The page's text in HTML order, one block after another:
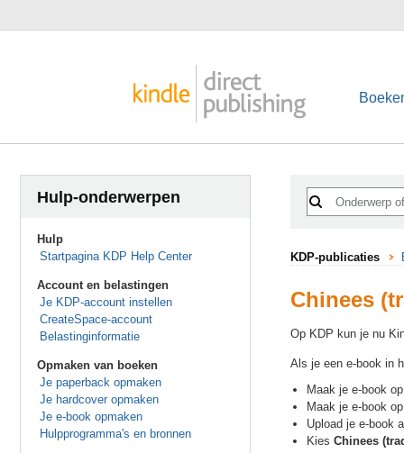
Hulp-onderwerpen
Hulp
Startpagina KDP Help Center
Account en belastingen
Je KDP-account instellen
CreateSpace-account
Belastinginformatie
Opmaken van boeken
Je paperback opmaken
Je hardcover opmaken
Je e-book opmaken
Hulpprogramma's en bronnen
KDP-publicaties
Chinees
Op KDP kun je nu
Als je een e-book in
Maak je e-book
Maak je e-book
Upload je e-book
Kies Chinees